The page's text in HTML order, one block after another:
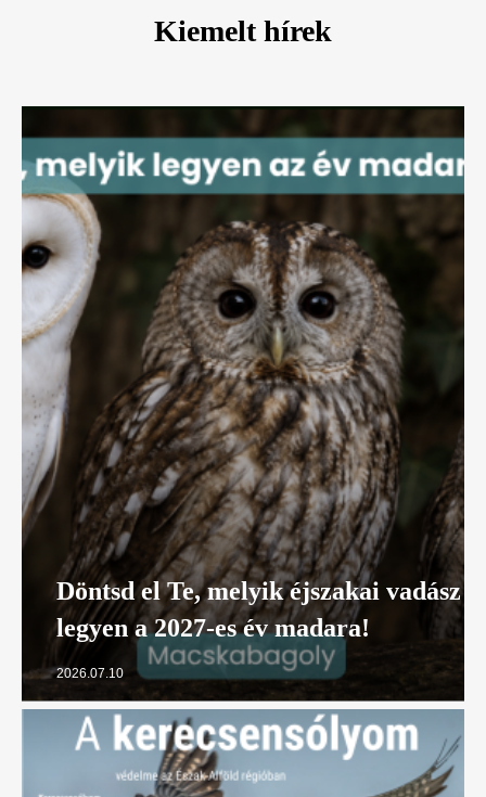
Kiemelt hírek
Döntsd el Te, melyik éjszakai vadász
legyen a 2027-es év madara!
2026.07.10